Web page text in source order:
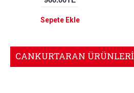
Sepete Ekle
CANKURTARAN ÜRÜNLERİ